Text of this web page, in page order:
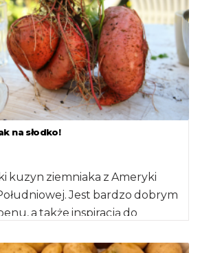
na słodko!
kuzyn ziemniaka z Ameryki
Jest bardzo dobrym
a także inspiracją do